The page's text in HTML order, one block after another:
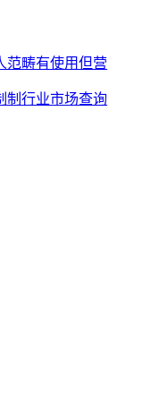
范畴有使用但营
制行业市场查询